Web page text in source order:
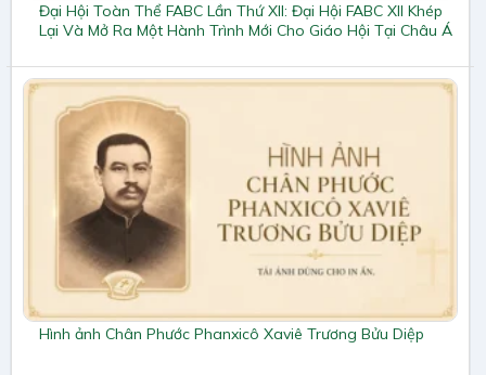
Đại Hội Toàn Thể FABC Lần Thứ XII: Đại Hội FABC XII Khép
Lại Và Mở Ra Một Hành Trình Mới Cho Giáo Hội Tại Châu Á
Hình ảnh Chân Phước Phanxicô Xaviê Trương Bửu Diệp